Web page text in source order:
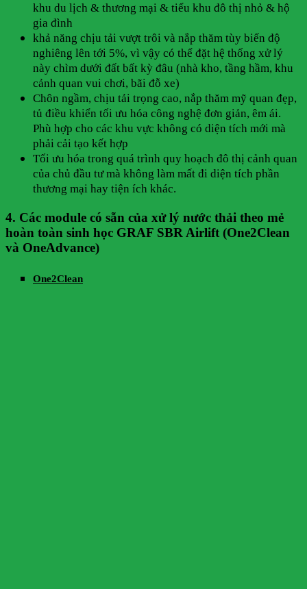
khu du lịch & thương mại & tiểu khu đô thị nhỏ & hộ
gia đình
khả năng chịu tải vượt trôi và nắp thăm tùy biến độ
nghiêng lên tới 5%, vì vậy có thể đặt hệ thống xử lý
này chìm dưới đất bất kỳ đâu (nhà kho, tầng hầm, khu
cảnh quan vui chơi, bãi đỗ xe)
Chôn ngầm, chịu tải trọng cao, nắp thăm mỹ quan đẹp,
tủ điều khiển tối ưu hóa công nghệ đơn giản, êm ái.
Phù hợp cho các khu vực không có diện tích mới mà
phải cải tạo kết hợp
Tối ưu hóa trong quá trình quy hoạch đô thị cảnh quan
của chủ đầu tư mà không làm mất đi diện tích phần
thương mại hay tiện ích khác.
4. Các module có sẵn của xử lý nước thải theo mẻ
hoàn toàn sinh học GRAF SBR Airlift (One2Clean
và OneAdvance)
One2Clean